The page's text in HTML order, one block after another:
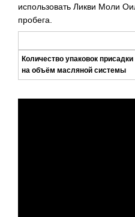
использовать Ликви Моли
пробега.
Количество упаковок присадки
на объём масляной системы